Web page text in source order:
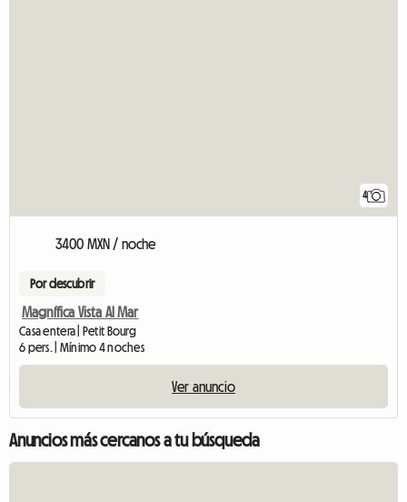
4
3400 MXN / noche
Por descubrir
Magnífica Vista Al Mar
Casa entera | Petit Bourg
6 pers. | Mínimo 4 noches
Ver anuncio
Anuncios más cercanos a tu búsqueda